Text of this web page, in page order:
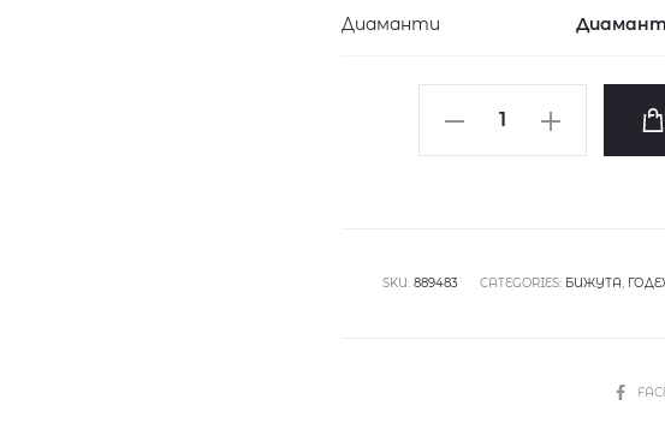
Диаманти Диамант
Годежен
с
SKU: 889483 CATEGORIES: БИЖУТА,
SHARE